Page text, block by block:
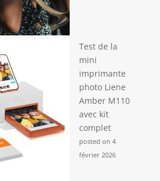
Test de la
mini
imprimante
photo Liene
Amber M110
avec kit
complet
posted on 4
février 2026